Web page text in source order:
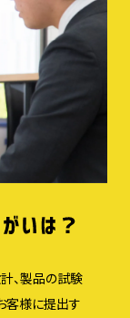
、製品の試験
客様に提出す